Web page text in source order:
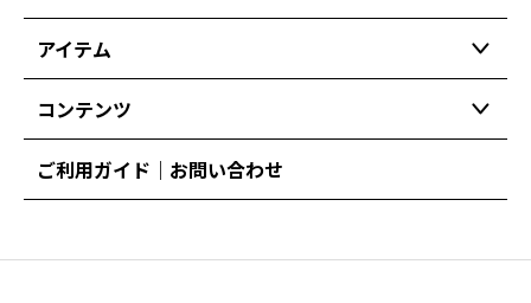
アイテム
コンテンツ
ご利用ガイド｜お問い合わせ